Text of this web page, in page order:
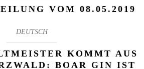
VOM 08.05.2019
DEUTSCH
KOMMT AUS
BOAR GIN IST